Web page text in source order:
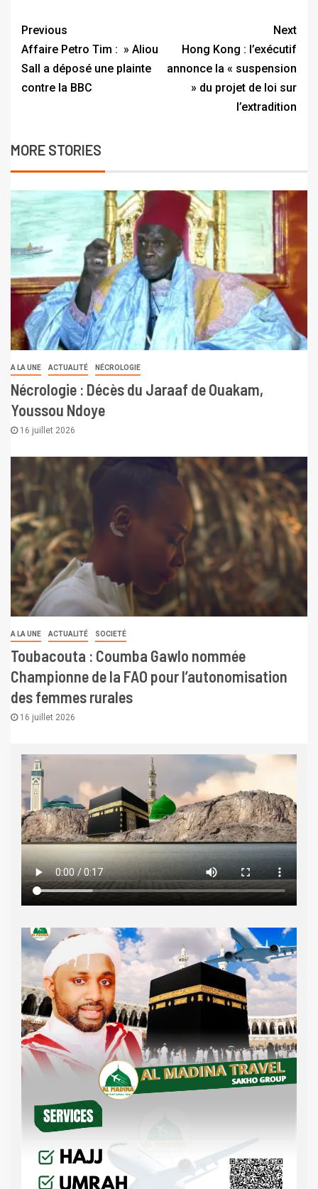
Previous
Affaire Petro Tim : » Aliou
Sall a déposé une plainte
contre la BBC
Next
Hong Kong : l’exécutif
annonce la « suspension
» du projet de loi sur
l’extradition
MORE STORIES
A LA UNE ACTUALITÉ NÉCROLOGIE
Nécrologie : Décès du Jaraaf de Ouakam,
Youssou Ndoye
16 juillet 2026
A LA UNE ACTUALITÉ SOCIETÉ
Toubacouta : Coumba Gawlo nommée
Championne de la FAO pour l’autonomisation
des femmes rurales
16 juillet 2026